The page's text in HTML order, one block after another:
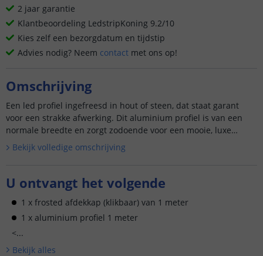
2 jaar garantie
Klantbeoordeling LedstripKoning 9.2/10
Kies zelf een bezorgdatum en tijdstip
Advies nodig? Neem contact met ons op!
Omschrijving
Een led profiel ingefreesd in hout of steen, dat staat garant
voor een strakke afwerking. Dit aluminium profiel is van een
normale breedte en zorgt zodoende voor een mooie, luxe
afwerking. V...
Bekijk volledige omschrijving
U ontvangt het volgende
1 x frosted afdekkap (klikbaar) van 1 meter
1 x aluminium profiel 1 meter
<...
Bekijk alles